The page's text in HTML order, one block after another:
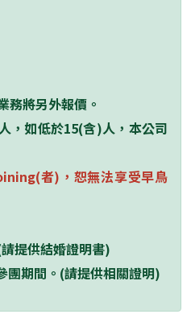
務將另外報價。
，如低於15(含)人，本公司
者)，恕無法享受早鳥
提供結婚證明書)
團期間。(請提供相關證明)